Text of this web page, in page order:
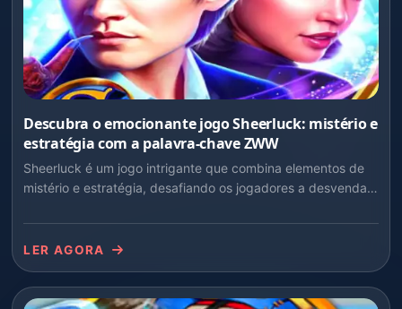
Descubra o emocionante jogo Sheerluck: mistério e
estratégia com a palavra-chave ZWW
Sheerluck é um jogo intrigante que combina elementos de
mistério e estratégia, desafiando os jogadores a desvendar
LER AGORA